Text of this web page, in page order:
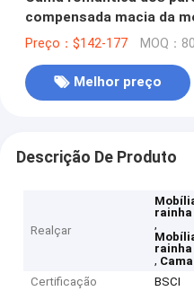
compensada macia da
tamanho da rainha com
Preço：$142-177 MOQ：
Melhor preço
Descrição De Produto
Realçar
,
rainha
,
Certificação
BSCI